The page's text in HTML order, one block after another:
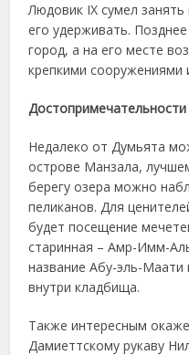
Людовик IX сумел
его удерживать.
город, а на его месте
крепкими сооружениями
Достопримечательности
Недалеко от Думьята
острове Манзала,
берегу озера можно
пеликанов. Для
будет посещение
старинная – Амр-Имм-
название Абу-эль-Маати
внутри кладбища.
Также интересным
Дамиеттскому рукаву